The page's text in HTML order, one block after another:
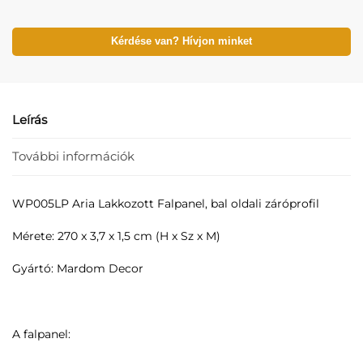
Kérdése van? Hívjon minket
Leírás
További információk
WP005LP Aria Lakkozott Falpanel, bal oldali záróprofil
Mérete: 270 x 3,7 x 1,5 cm (H x Sz x M)
Gyártó: Mardom Decor
A falpanel: